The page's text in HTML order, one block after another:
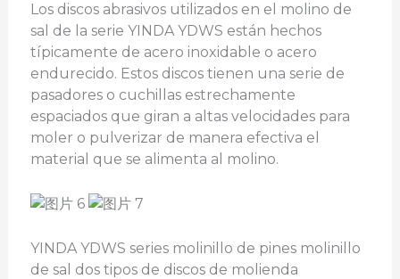
Los discos abrasivos utilizados en el molino de
sal de la serie YINDA YDWS están hechos
típicamente de acero inoxidable o acero
endurecido. Estos discos tienen una serie de
pasadores o cuchillas estrechamente
espaciados que giran a altas velocidades para
moler o pulverizar de manera efectiva el
material que se alimenta al molino.
YINDA YDWS series molinillo de pines molinillo
de sal dos tipos de discos de molienda